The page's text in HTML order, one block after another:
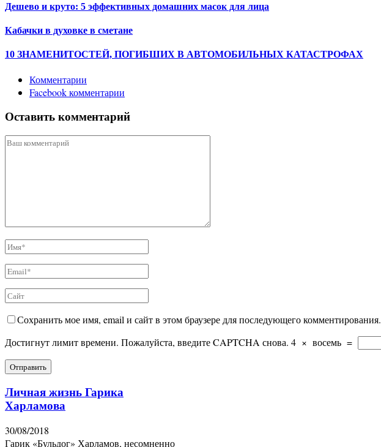
Дешево и круто: 5 эффективных домашних масок для лица
Кабачки в духовке в сметане
10 ЗНАМЕНИТОСТЕЙ, ПОГИБШИХ В АВТОМОБИЛЬНЫХ КАТАСТРОФАХ
Комментарии
Facebook комментарии
Оставить комментарий
Сохранить мое имя, email и сайт в этом браузере для последующего комментирования.
Достигнут лимит времени. Пожалуйста, введите CAPTCHA снова. 4 × восемь =
Личная жизнь Гарика
Харламова
30/08/2018
Гарик «Бульдог» Харламов, несомненно